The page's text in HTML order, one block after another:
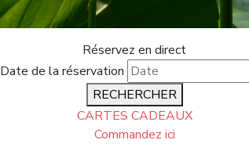
Réservez en direct
Date de la réservation
RECHERCHER
CARTES CADEAUX
Commandez ici